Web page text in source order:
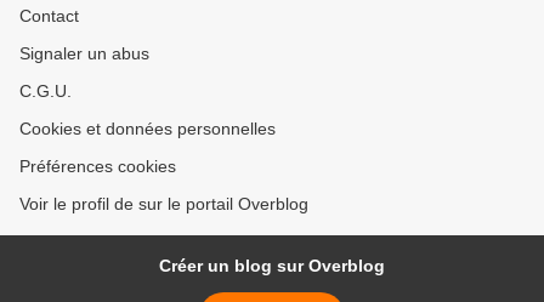
Contact
Signaler un abus
C.G.U.
Cookies et données personnelles
Préférences cookies
Voir le profil de sur le portail Overblog
Créer un blog sur Overblog